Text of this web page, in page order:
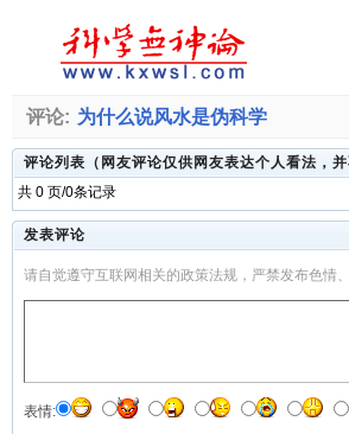
评论: 为什么说风水是伪科学
评论列表（网友评论仅供网友表达个人看法，
共 0 页/0条记录
发表评论
请自觉遵守互联网相关的政策法规，严禁发布色情
表情: